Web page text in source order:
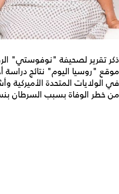
ذكر تقرير لصحيفة "نوفوستي"
موقع "روسيا اليوم" نتائج
في الولايات المتحدة الأميركية
من خطر الوفاة بسبب السرطان